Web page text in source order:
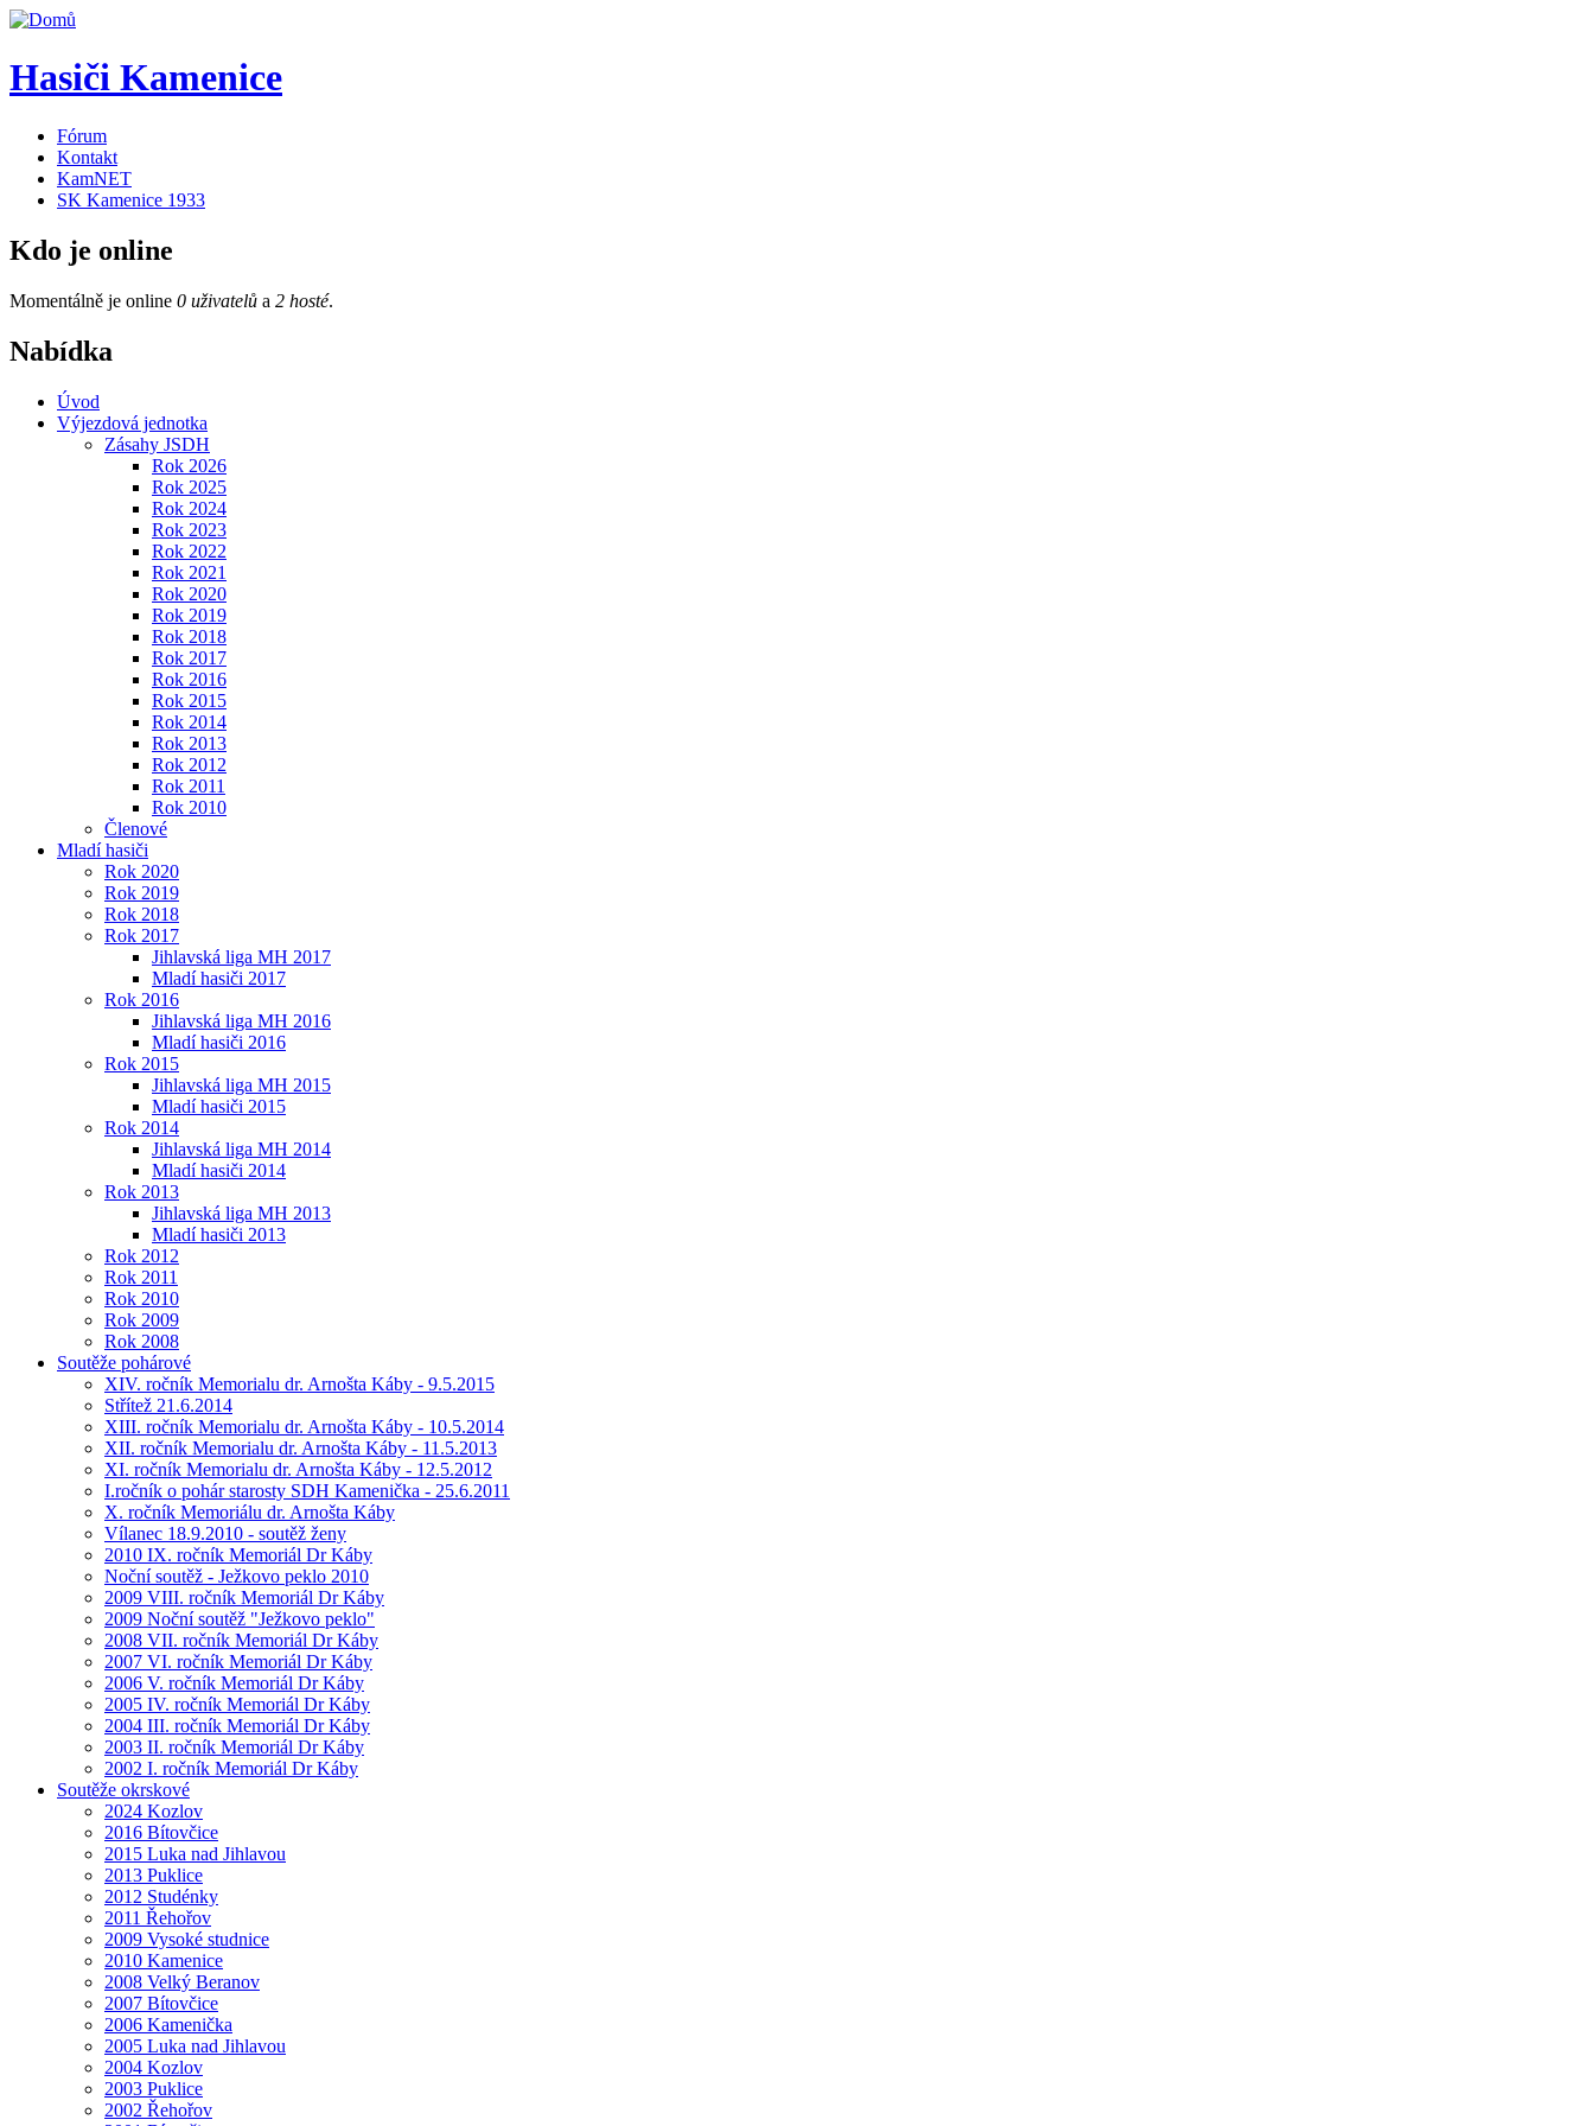
Hasiči Kamenice
Fórum
Kontakt
KamNET
SK Kamenice 1933
Kdo je online
Momentálně je online 0 uživatelů a 2 hosté.
Nabídka
Úvod
Výjezdová jednotka
Zásahy JSDH
Rok 2026
Rok 2025
Rok 2024
Rok 2023
Rok 2022
Rok 2021
Rok 2020
Rok 2019
Rok 2018
Rok 2017
Rok 2016
Rok 2015
Rok 2014
Rok 2013
Rok 2012
Rok 2011
Rok 2010
Členové
Mladí hasiči
Rok 2020
Rok 2019
Rok 2018
Rok 2017
Jihlavská liga MH 2017
Mladí hasiči 2017
Rok 2016
Jihlavská liga MH 2016
Mladí hasiči 2016
Rok 2015
Jihlavská liga MH 2015
Mladí hasiči 2015
Rok 2014
Jihlavská liga MH 2014
Mladí hasiči 2014
Rok 2013
Jihlavská liga MH 2013
Mladí hasiči 2013
Rok 2012
Rok 2011
Rok 2010
Rok 2009
Rok 2008
Soutěže pohárové
XIV. ročník Memorialu dr. Arnošta Káby - 9.5.2015
Střítež 21.6.2014
XIII. ročník Memorialu dr. Arnošta Káby - 10.5.2014
XII. ročník Memorialu dr. Arnošta Káby - 11.5.2013
XI. ročník Memorialu dr. Arnošta Káby - 12.5.2012
I.ročník o pohár starosty SDH Kamenička - 25.6.2011
X. ročník Memoriálu dr. Arnošta Káby
Vílanec 18.9.2010 - soutěž ženy
2010 IX. ročník Memoriál Dr Káby
Noční soutěž - Ježkovo peklo 2010
2009 VIII. ročník Memoriál Dr Káby
2009 Noční soutěž "Ježkovo peklo"
2008 VII. ročník Memoriál Dr Káby
2007 VI. ročník Memoriál Dr Káby
2006 V. ročník Memoriál Dr Káby
2005 IV. ročník Memoriál Dr Káby
2004 III. ročník Memoriál Dr Káby
2003 II. ročník Memoriál Dr Káby
2002 I. ročník Memoriál Dr Káby
Soutěže okrskové
2024 Kozlov
2016 Bítovčice
2015 Luka nad Jihlavou
2013 Puklice
2012 Studénky
2011 Řehořov
2009 Vysoké studnice
2010 Kamenice
2008 Velký Beranov
2007 Bítovčice
2006 Kamenička
2005 Luka nad Jihlavou
2004 Kozlov
2003 Puklice
2002 Řehořov